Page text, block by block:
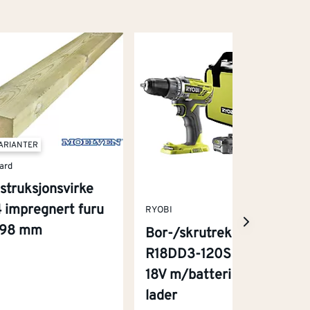
impregnert furu
mm
RYOBI
Bor-/skrutrekker
R18DD3-120S One+
18V m/batteri og
lader